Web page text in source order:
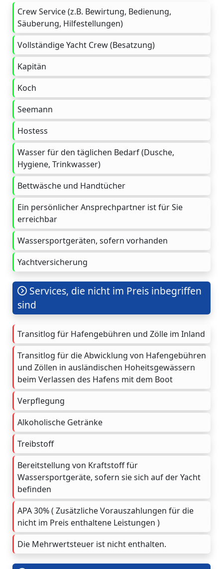
Crew Service (z.B. Bewirtung, Bedienung,
Säuberung, Hilfestellungen)
Vollständige Yacht Crew (Besatzung)
Kapitän
Koch
Seemann
Hostess
Wasser für den täglichen Bedarf (Dusche,
Hygiene, Trinkwasser)
Bettwäsche und Handtücher
Ein persönlicher Ansprechpartner ist für Sie
erreichbar
Wassersportgeräten, sofern vorhanden
Yachtversicherung
Services, die nicht im Preis inbegriffen
sind
Transitlog für Hafengebühren und Zölle im Inland
Transitlog für die Abwicklung von Hafengebühren
und Zöllen in ausländischen Hoheitsgewässern
beim Verlassen des Hafens mit dem Boot
Verpflegung
Alkoholische Getränke
Treibstoff
Bereitstellung von Kraftstoff für
Wassersportgeräte, sofern sie sich auf der Yacht
befinden
APA 30% ( Zusätzliche Vorauszahlungen für die
nicht im Preis enthaltene Leistungen )
Die Mehrwertsteuer ist nicht enthalten.